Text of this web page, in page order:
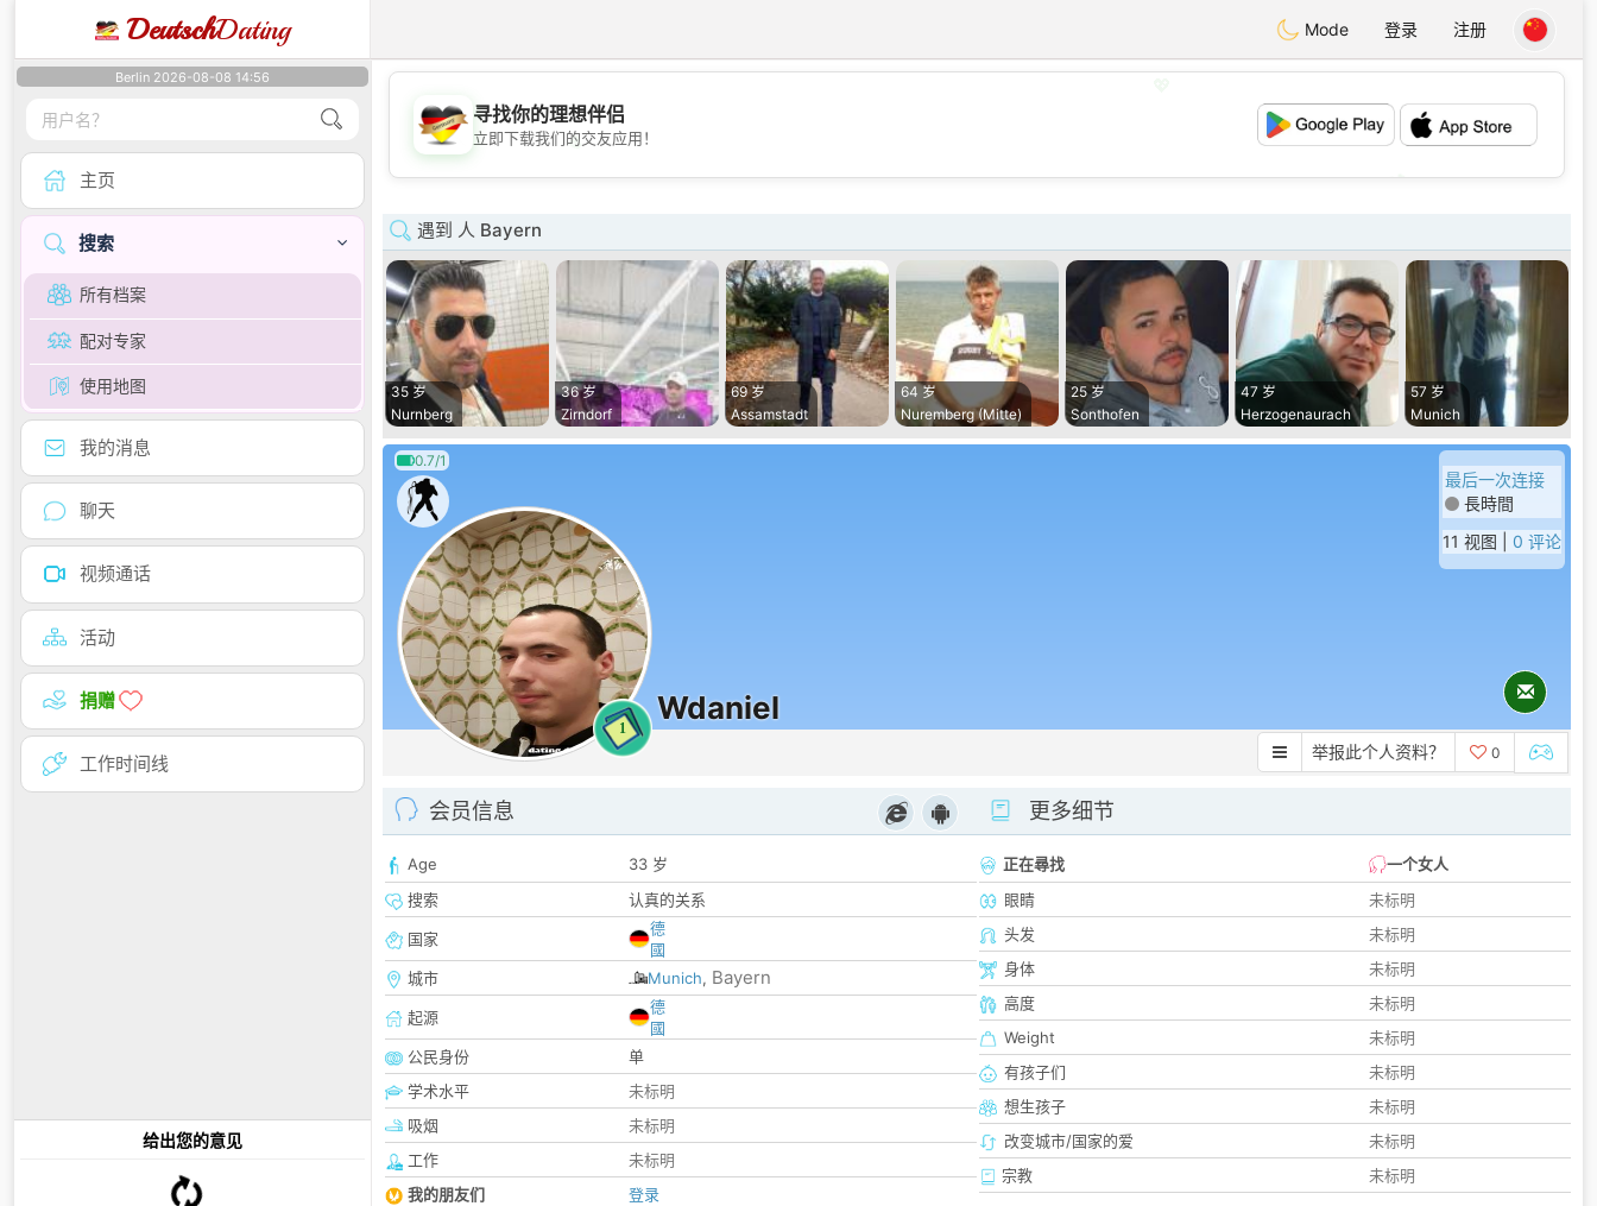
DeutschDating Mode 登录 注册
Berlin 2026-08-08 14:56
主页
搜索
所有档案
配对专家
使用地图
我的消息
聊天
视频通话
活动
捐赠
工作时间线
给出您的意见
💖
💕
寻找你的理想伴侣
立即下载我们的交友应用！
遇到 人 Bayern
35 岁
Nurnberg
36 岁
Zirndorf
69 岁
Assamstadt
64 岁
Nuremberg (Mitte)
25 岁
Sonthofen
47 岁
Herzogenaurach
57 岁
Munich
0.7/1
1
Wdaniel
最后一次连接
長時間
11 视图 | 0 评论
举报此个人资料？ 0
会员信息
Age
33 岁
搜索
认真的关系
国家
德
國
城市
Munich, Bayern
起源
德
國
公民身份
单
学术水平
未标明
吸烟
未标明
工作
未标明
我的朋友们
登录
更多细节
正在尋找
一个女人
眼睛
未标明
头发
未标明
身体
未标明
高度
未标明
Weight
未标明
有孩子们
未标明
想生孩子
未标明
改变城市/国家的爱
未标明
宗教
未标明